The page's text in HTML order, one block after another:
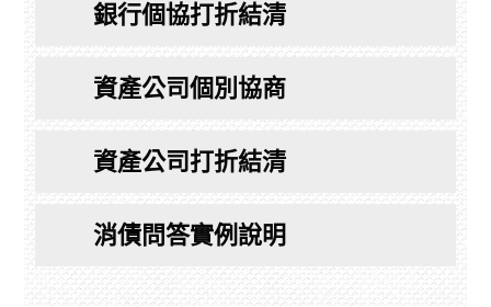
銀行個協打折結清
資產公司個別協商
資產公司打折結清
消債問答實例說明